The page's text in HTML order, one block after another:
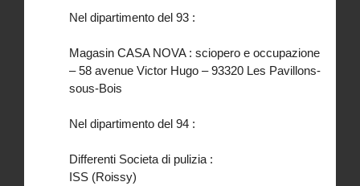
Nel dipartimento del 93 :
Magasin CASA NOVA : sciopero e occupazione
– 58 avenue Victor Hugo – 93320 Les Pavillons-
sous-Bois
Nel dipartimento del 94 :
Differenti Societa di pulizia :
ISS (Roissy)